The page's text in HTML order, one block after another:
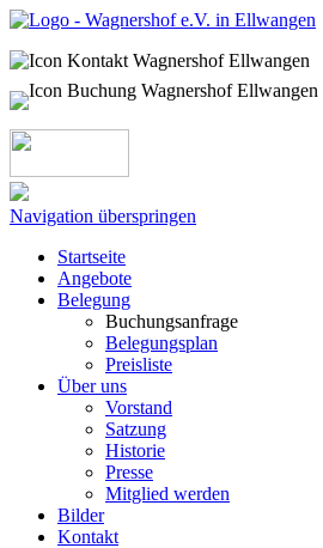
Navigation überspringen
Startseite
Angebote
Belegung
Buchungsanfrage
Belegungsplan
Preisliste
Über uns
Vorstand
Satzung
Historie
Presse
Mitglied werden
Bilder
Kontakt